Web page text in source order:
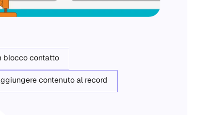
blocco contatto
contenuto al record